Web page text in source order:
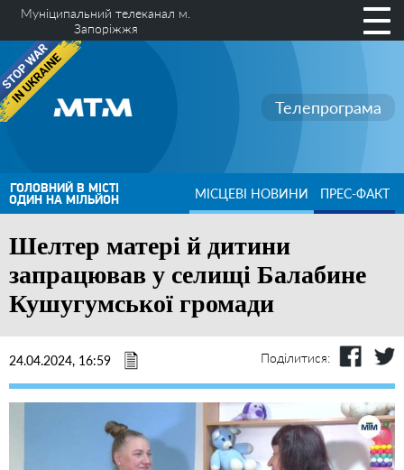
Муніципальний телеканал м.
Запоріжжя
Телепрограма
ГОЛОВНИЙ В МІСТІ
ОДИН НА МІЛЬЙОН МІСЦЕВІ НОВИНИ ПРЕС-ФАКТ
Шелтер матері й дитини
запрацював у селищі Балабине
Кушугумської громади
24.04.2024, 16:59 Поділитися: